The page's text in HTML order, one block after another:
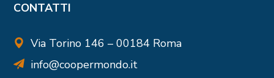
CONTATTI
Via Torino 146 – 00184 Roma
info@coopermondo.it